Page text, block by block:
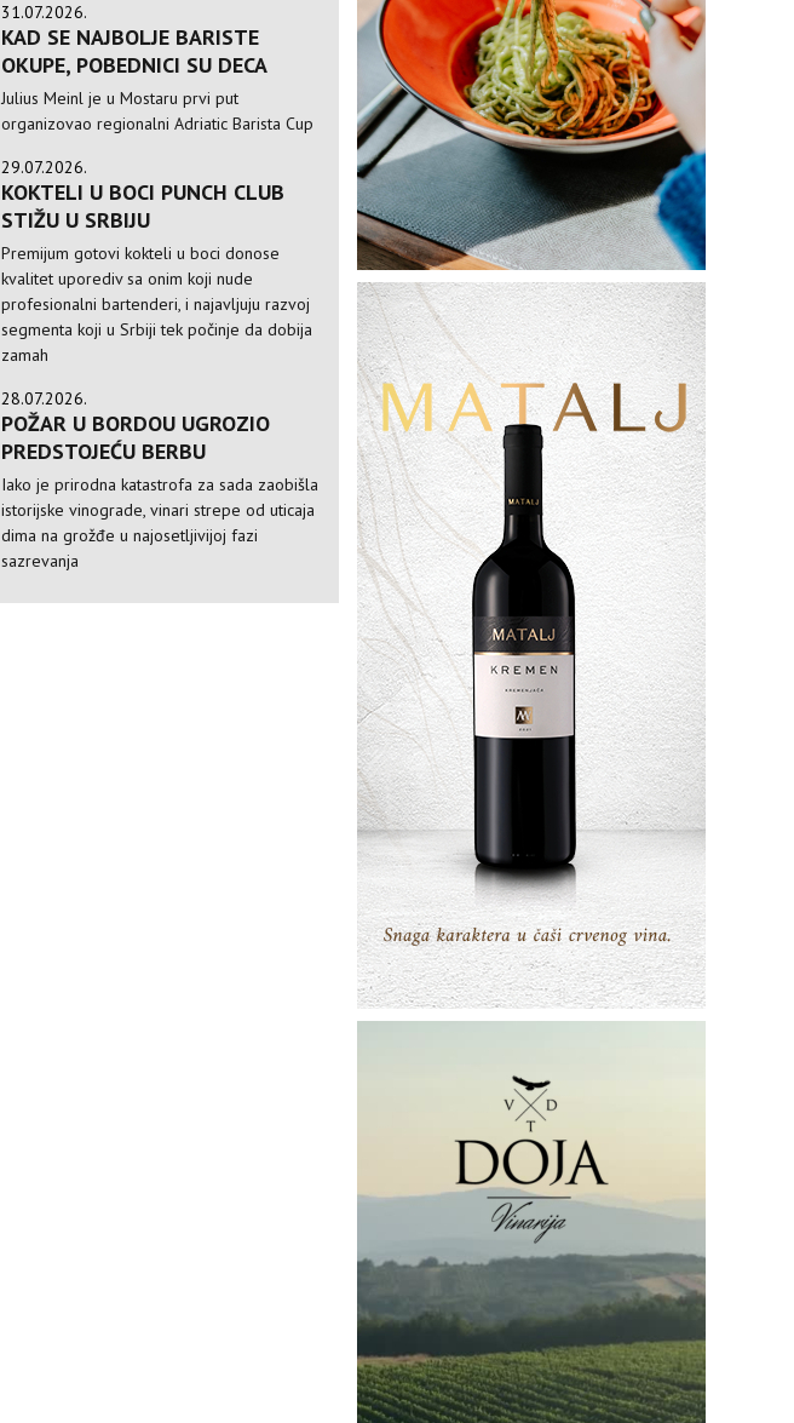
31.07.2026.
KAD SE NAJBOLJE BARISTE
OKUPE, POBEDNICI SU DECA
Julius Meinl je u Mostaru prvi put
organizovao regionalni Adriatic Barista Cup
29.07.2026.
KOKTELI U BOCI PUNCH CLUB
STIŽU U SRBIJU
Premijum gotovi kokteli u boci donose
kvalitet uporediv sa onim koji nude
profesionalni bartenderi, i najavljuju razvoj
segmenta koji u Srbiji tek počinje da dobija
zamah
28.07.2026.
POŽAR U BORDOU UGROZIO
PREDSTOJEĆU BERBU
Iako je prirodna katastrofa za sada zaobišla
istorijske vinograde, vinari strepe od uticaja
dima na grožđe u najosetljivijoj fazi
sazrevanja